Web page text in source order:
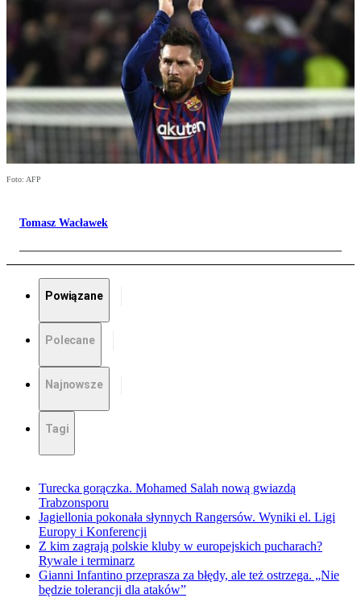
Foto: AFP
Tomasz Wacławek
Powiązane
Polecane
Najnowsze
Tagi
Turecka gorączka. Mohamed Salah nową gwiazdą
Trabzonsporu
Jagiellonia pokonała słynnych Rangersów. Wyniki el. Ligi
Europy i Konferencji
Z kim zagrają polskie kluby w europejskich pucharach?
Rywale i terminarz
Gianni Infantino przeprasza za błędy, ale też ostrzega. „Nie
będzie tolerancji dla ataków”